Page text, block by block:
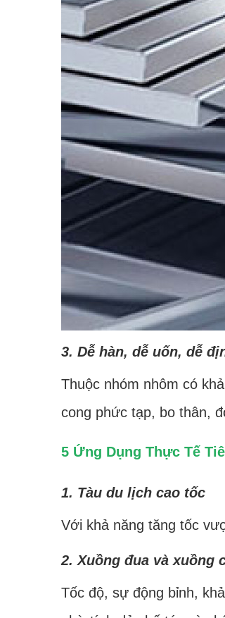
3. Dễ hàn, dễ uốn, dễ
Thuộc nhóm nhôm có
cong phức tạp, bo thân,
5 Ứng Dụng Thực Tế
1. Tàu du lịch cao tốc
Với khả năng tăng tốc
2. Xuồng đua và xuồng
Tốc độ, sự động bỉnh,